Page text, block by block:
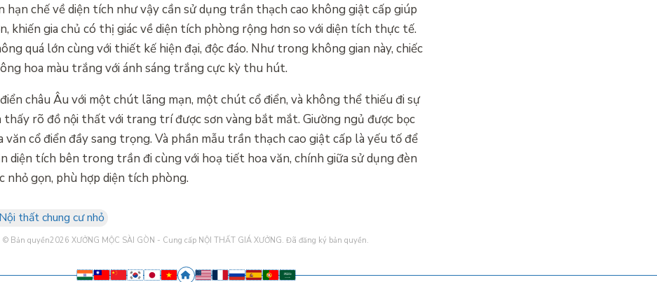
chế về diện tích như vậy cần sử dụng trần thạch cao không giật cấp giúp
khiến gia chủ có thị giác về diện tích phòng rộng hơn so với diện tích thực tế.
quá lớn cùng với thiết kế hiện đại, độc đáo. Như trong không gian này, chiếc
hoa màu trắng với ánh sáng trắng cực kỳ thu hút.
châu Âu với một chút lãng mạn, một chút cổ điển, và không thể thiếu đi sự
rõ đồ nội thất với trang trí được sơn vàng bắt mắt. Giường ngủ được bọc
văn cổ điển đầy sang trọng. Và phần mẫu trần thạch cao giật cấp là yếu tố để
diện tích bên trong trần đi cùng với hoạ tiết hoa văn, chính giữa sử dụng đèn
nhỏ gọn, phù hợp diện tích phòng.
thất chung cư nhỏ
© Bản quyền2026 XƯỞNG MỘC SÀI GÒN - Cung cấp NỘI THẤT GIÁ XƯỞNG. Đã đăng ký bản quyền.